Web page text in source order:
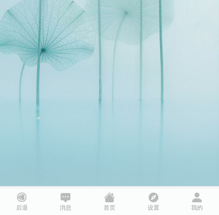
后退 消息 首页 设置 我的